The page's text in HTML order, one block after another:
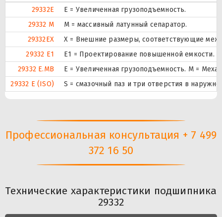
29332E
Е = Увеличенная грузоподъемность.
29332 M
M = массивный латунный сепаратор.
29332EX
X = Внешние размеры, соответствующие
29332 E1
E1 = Проектирование повышенной емкости.
29332 E.MB
E = Увеличенная грузоподъемность. М =
29332 E (ISO)
S = смазочный паз и три отверстия в
Профессиональная консультация + 7 499
372 16 50
Технические характеристики подшипника
29332